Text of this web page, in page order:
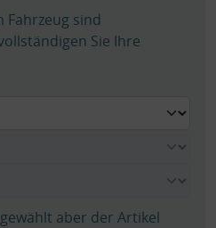
Fahrzeug sind
Sie Ihre
aber der Artikel